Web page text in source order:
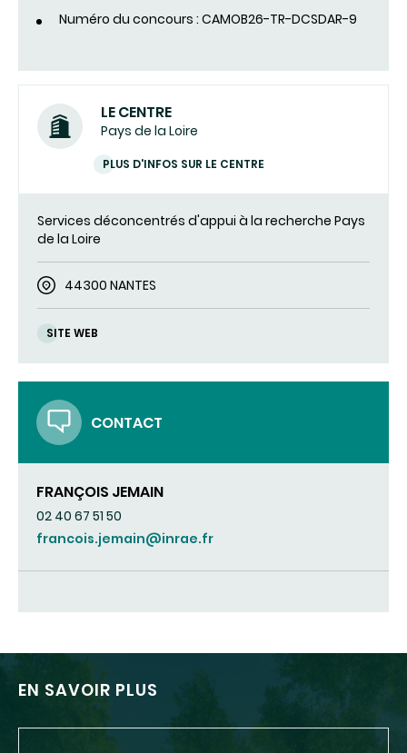
Numéro du concours : CAMOB26-TR-DCSDAR-9
LE CENTRE
Pays de la Loire
PLUS D'INFOS SUR LE CENTRE
Services déconcentrés d'appui à la recherche Pays
de la Loire
44300 NANTES
SITE WEB
CONTACT
FRANÇOIS JEMAIN
02 40 67 51 50
francois.jemain@inrae.fr
EN SAVOIR PLUS